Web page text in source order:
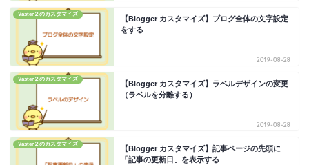
Vaster２のカスタマイズ
【Blogger カスタマイズ】ブログ全体の文字設定
をする
2019-08-28
Vaster２のカスタマイズ
【Blogger カスタマイズ】ラベルデザインの変更
（ラベルを分離する）
2019-08-28
Vaster２のカスタマイズ
【Blogger カスタマイズ】記事ページの先頭に
「記事の更新日」を表示する